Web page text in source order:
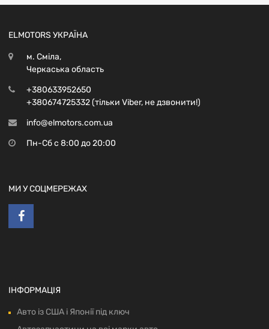
ELMOTORS УКРАЇНА
м. Сміла,
Черкаська область
+380633952650
+380674725332 (тільки Viber, не дзвонити!)
info@elmotors.com.ua
Пн-Сб с 8:00 до 20:00
МИ У СОЦМЕРЕЖАХ
ІНФОРМАЦІЯ
Авто із США і Японії під ключ